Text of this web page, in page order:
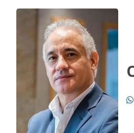
Proyecto de apartamentos de